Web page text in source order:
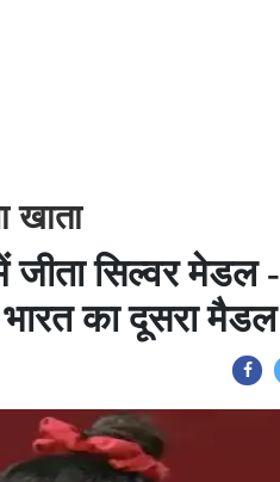
खाता
जीता सिल्वर मेडल -
का दूसरा मैडल